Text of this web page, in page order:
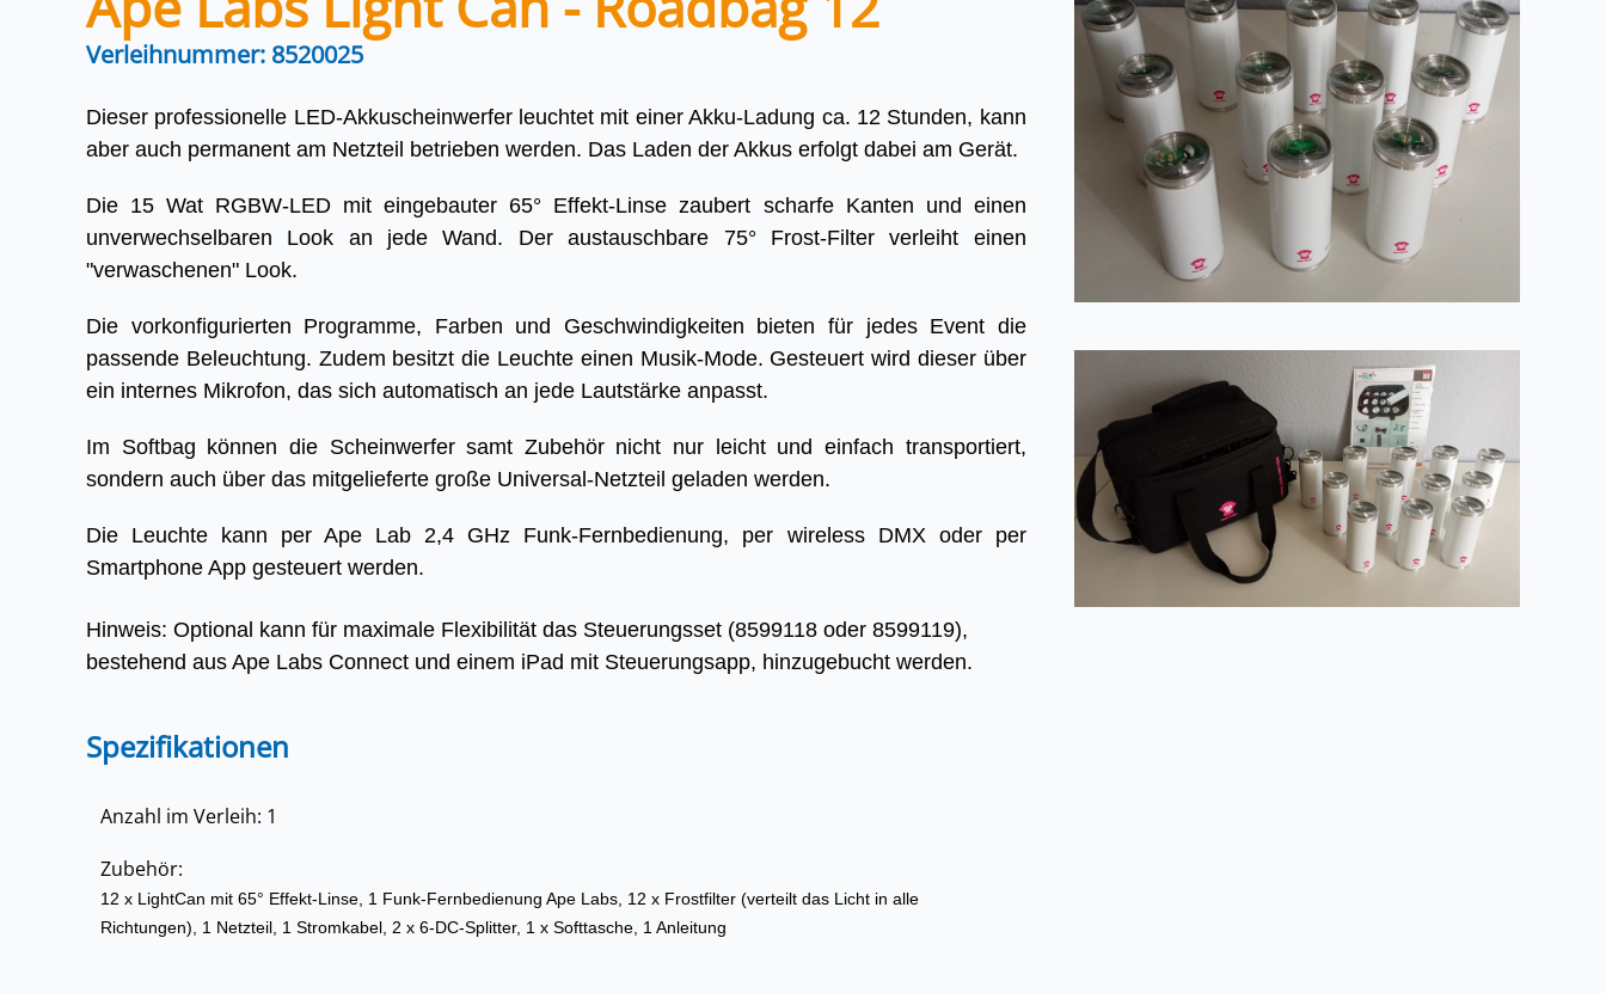
Verleihnummer: 8520025
Dieser professionelle LED-Akkuscheinwerfer leuchtet mit einer Akku-Ladung ca. 12 Stunden, kann
aber auch permanent am Netzteil betrieben werden. Das Laden der Akkus erfolgt dabei am Gerät.
Die 15 Wat RGBW-LED mit eingebauter 65° Effekt-Linse zaubert scharfe Kanten und einen
unverwechselbaren Look an jede Wand. Der austauschbare 75° Frost-Filter verleiht einen
"verwaschenen" Look.
Die vorkonfigurierten Programme, Farben und Geschwindigkeiten bieten für jedes Event die
passende Beleuchtung. Zudem besitzt die Leuchte einen Musik-Mode. Gesteuert wird dieser über
ein internes Mikrofon, das sich automatisch an jede Lautstärke anpasst.
Im Softbag können die Scheinwerfer samt Zubehör nicht nur leicht und einfach transportiert,
sondern auch über das mitgelieferte große Universal-Netzteil geladen werden.
Die Leuchte kann per Ape Lab 2,4 GHz Funk-Fernbedienung, per wireless DMX oder per
Smartphone App gesteuert werden.
Hinweis: Optional kann für maximale Flexibilität das Steuerungsset (8599118 oder 8599119),
bestehend aus Ape Labs Connect und einem iPad mit Steuerungsapp, hinzugebucht werden.
Spezifikationen
Anzahl im Verleih: 1
Zubehör:
12 x LightCan mit 65° Effekt-Linse, 1 Funk-Fernbedienung Ape Labs, 12 x Frostfilter (verteilt das Licht in alle
Richtungen), 1 Netzteil, 1 Stromkabel, 2 x 6-DC-Splitter, 1 x Softtasche, 1 Anleitung